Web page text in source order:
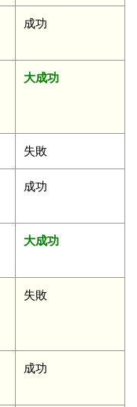
成功
大成功
失敗
成功
大成功
失敗
成功